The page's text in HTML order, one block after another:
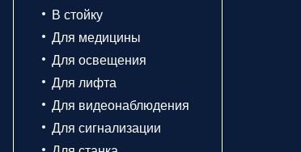
В стойку
Для медицины
Для освещения
Для лифта
Для видеонаблюдения
Для сигнализации